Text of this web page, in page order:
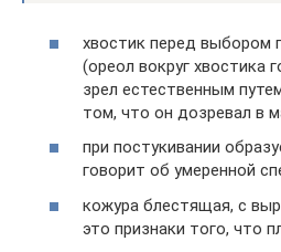
хвостик перед выбором
(ореол вокруг хвостика
зрел естественным
том, что он дозревал в
при постукивании
говорит об умеренной
кожура блестящая, с
это признаки того, что